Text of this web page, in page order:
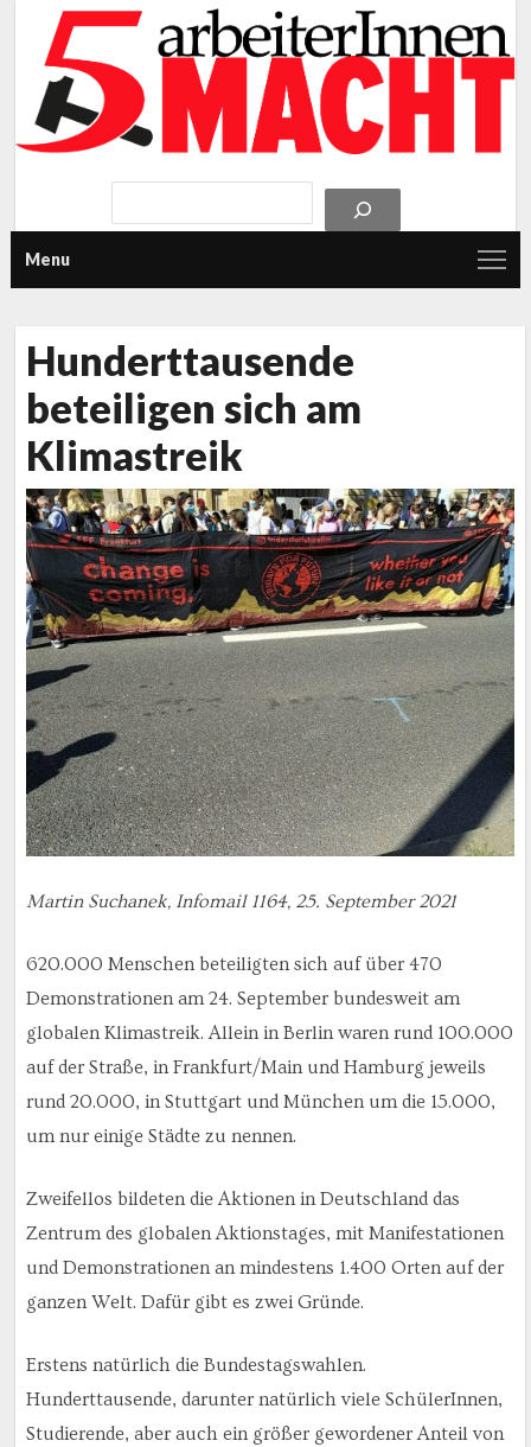
Menu
Hunderttausende
beteiligen sich am
Klimastreik
Martin Suchanek, Infomail 1164, 25. September 2021
620.000 Menschen beteiligten sich auf über 470
Demonstrationen am 24. September bundesweit am
globalen Klimastreik. Allein in Berlin waren rund 100.000
auf der Straße, in Frankfurt/Main und Hamburg jeweils
rund 20.000, in Stuttgart und München um die 15.000,
um nur einige Städte zu nennen.
Zweifellos bildeten die Aktionen in Deutschland das
Zentrum des globalen Aktionstages, mit Manifestationen
und Demonstrationen an mindestens 1.400 Orten auf der
ganzen Welt. Dafür gibt es zwei Gründe.
Erstens natürlich die Bundestagswahlen.
Hunderttausende, darunter natürlich viele SchülerInnen,
Studierende, aber auch ein größer gewordener Anteil von